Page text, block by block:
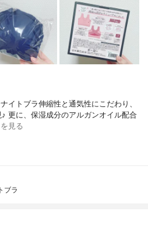
イトブラ伸縮性と通気性にこだわり、
更に、保湿成分のアルガンオイル配合
見る
ブラ